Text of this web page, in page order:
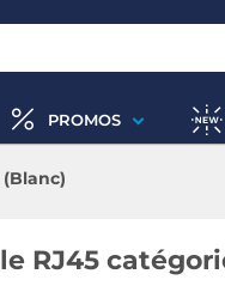
PROMOS
RJ45